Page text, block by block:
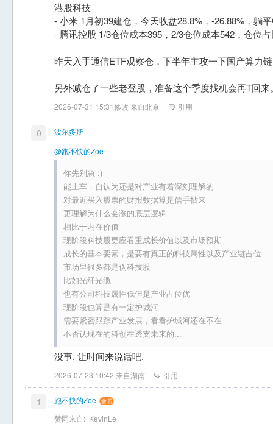
港股科技
- 小米 1月初39建仓，今天收盘28.8%，-26.88%，躺
- 腾讯控股 1/3仓位成本395，2/3仓位成本542，仓位
昨天入手通信ETF观察仓，下半年主攻一下国产算力
另外减仓了一些老登股，准备这个季度找机会再T回来
2026-07-31 15:31修改 来自北京 引用
0
波尔多斯
@跑不快的Zoe
你先别急 :)
能上车，自认为还是对产业有着深刻理解的
对最近买入股票的财报数据算是信手拈来
更理解为什么会涨的底层逻辑
相比于内在价值
现阶段科技股更应看重成长价值以及市场预期
成长的基本要素，是要有真正的科技属性以及产业链占位
市场里很多都是伪科技股
比如光纤光缆
也有公司科技属性低但是产业占位优
现阶段也算是有一定护城河
需要紧密跟踪产业发展，看看护城河还在不在
不否认现在的科创在透支未来的...
没事, 让时间来说话吧.
2026-07-23 10:42 来自湖南 引用
1
跑不快的Zoe
赞同来自: KevinLe